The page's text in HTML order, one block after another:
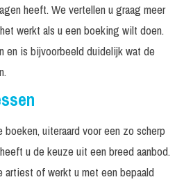
heeft. We vertellen u graag meer
werkt als u een boeking wilt doen.
en is bijvoorbeeld duidelijk wat de
uiteraard voor een zo scherp
u de keuze uit een breed aanbod.
of werkt u met een bepaald